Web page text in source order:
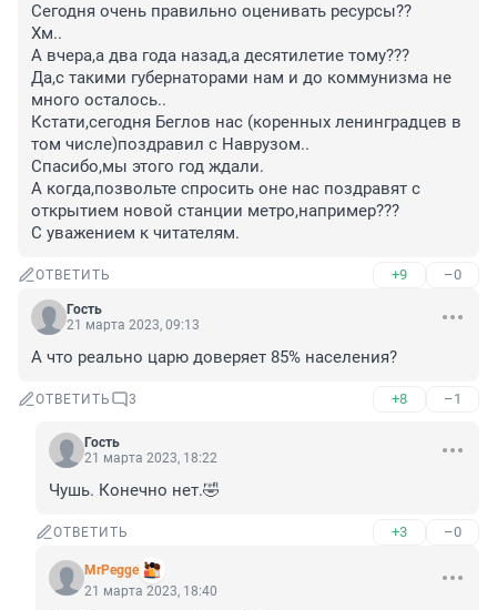
Сегодня очень правильно оценивать ресурсы??
Хм..
А вчера,а два года назад,а десятилетие тому???
Да,с такими губернаторами нам и до коммунизма не
много осталось..
Кстати,сегодня Беглов нас (коренных ленинградцев в
том числе)поздравил с Наврузом..
Спасибо,мы этого год ждали.
А когда,позвольте спросить оне нас поздравят с
открытием новой станции метро,например???
С уважением к читателям.
ОТВЕТИТЬ +9 –0
Гость
21 марта 2023, 09:13
А что реально царю доверяет 85% населения?
ОТВЕТИТЬ 3 +8 –1
Гость
21 марта 2023, 18:22
Чушь. Конечно нет.🤣
ОТВЕТИТЬ +3 –0
MrPegge
21 марта 2023, 18:40